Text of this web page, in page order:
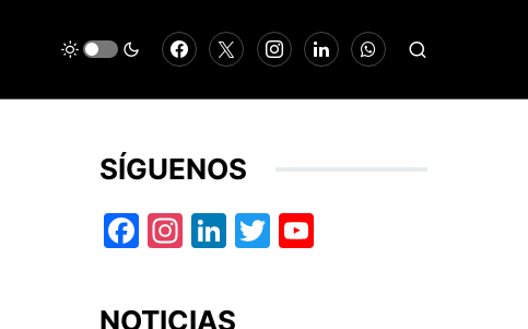
SÍGUENOS
Facebook
Instagram
LinkedIn
Twitter
NOTICIAS